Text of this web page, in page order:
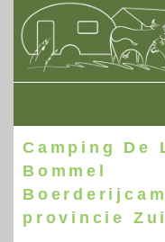
Camping De
Bommel
provincie